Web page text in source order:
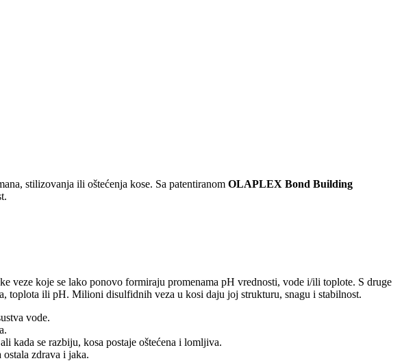
stilizovanja ili oštećenja kose. Sa patentiranom OLAPLEX Bond Building
veze koje se lako ponovo formiraju promenama pH vrednosti, vode i/ili toplote. S druge
toplota ili pH. Milioni disulfidnih veza u kosi daju joj strukturu, snagu i stabilnost.
vode.
kada se razbiju, kosa postaje oštećena i lomljiva.
zdrava i jaka.